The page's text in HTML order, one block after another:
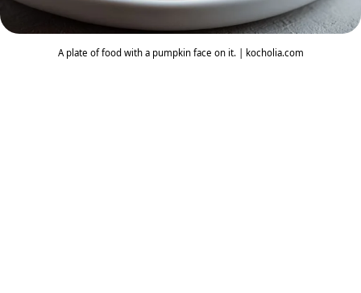
A plate of food with a pumpkin face on it. | kocholia.com